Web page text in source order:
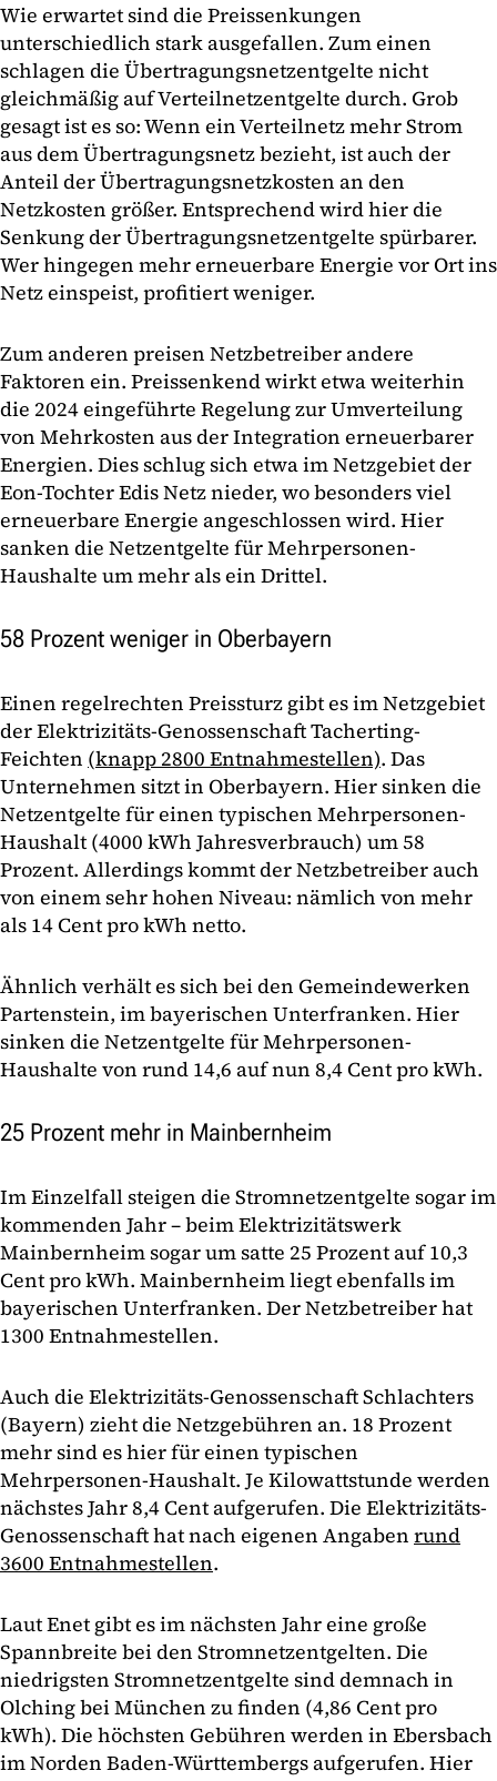
Wie erwartet sind die Preissenkungen
unterschiedlich stark ausgefallen. Zum einen
schlagen die Übertragungsnetzentgelte nicht
gleichmäßig auf Verteilnetzentgelte durch. Grob
gesagt ist es so: Wenn ein Verteilnetz mehr Strom
aus dem Übertragungsnetz bezieht, ist auch der
Anteil der Übertragungsnetzkosten an den
Netzkosten größer. Entsprechend wird hier die
Senkung der Übertragungsnetzentgelte spürbarer.
Wer hingegen mehr erneuerbare Energie vor Ort ins
Netz einspeist, profitiert weniger.
Zum anderen preisen Netzbetreiber andere
Faktoren ein. Preissenkend wirkt etwa weiterhin
die 2024 eingeführte Regelung zur Umverteilung
von Mehrkosten aus der Integration erneuerbarer
Energien. Dies schlug sich etwa im Netzgebiet der
Eon-Tochter Edis Netz nieder, wo besonders viel
erneuerbare Energie angeschlossen wird. Hier
sanken die Netzentgelte für Mehrpersonen-
Haushalte um mehr als ein Drittel.
58 Prozent weniger in Oberbayern
Einen regelrechten Preissturz gibt es im Netzgebiet
der Elektrizitäts-Genossenschaft Tacherting-
Feichten (knapp 2800 Entnahmestellen). Das
Unternehmen sitzt in Oberbayern. Hier sinken die
Netzentgelte für einen typischen Mehrpersonen-
Haushalt (4000 kWh Jahresverbrauch) um 58
Prozent. Allerdings kommt der Netzbetreiber auch
von einem sehr hohen Niveau: nämlich von mehr
als 14 Cent pro kWh netto.
Ähnlich verhält es sich bei den Gemeindewerken
Partenstein, im bayerischen Unterfranken. Hier
sinken die Netzentgelte für Mehrpersonen-
Haushalte von rund 14,6 auf nun 8,4 Cent pro kWh.
25 Prozent mehr in Mainbernheim
Im Einzelfall steigen die Stromnetzentgelte sogar im
kommenden Jahr – beim Elektrizitätswerk
Mainbernheim sogar um satte 25 Prozent auf 10,3
Cent pro kWh. Mainbernheim liegt ebenfalls im
bayerischen Unterfranken. Der Netzbetreiber hat
1300 Entnahmestellen.
Auch die Elektrizitäts-Genossenschaft Schlachters
(Bayern) zieht die Netzgebühren an. 18 Prozent
mehr sind es hier für einen typischen
Mehrpersonen-Haushalt. Je Kilowattstunde werden
nächstes Jahr 8,4 Cent aufgerufen. Die Elektrizitäts-
Genossenschaft hat nach eigenen Angaben rund
3600 Entnahmestellen.
Laut Enet gibt es im nächsten Jahr eine große
Spannbreite bei den Stromnetzentgelten. Die
niedrigsten Stromnetzentgelte sind demnach in
Olching bei München zu finden (4,86 Cent pro
kWh). Die höchsten Gebühren werden in Ebersbach
im Norden Baden-Württembergs aufgerufen. Hier